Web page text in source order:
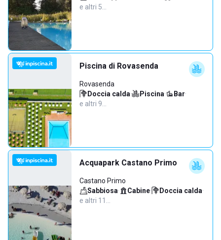
e altri 5…
Piscina di Rovasenda
Rovasenda
Doccia calda· Piscina· Bar·
e altri 9…
Acquapark Castano Primo
Castano Primo
Sabbiosa· Cabine· Doccia calda·
e altri 11…